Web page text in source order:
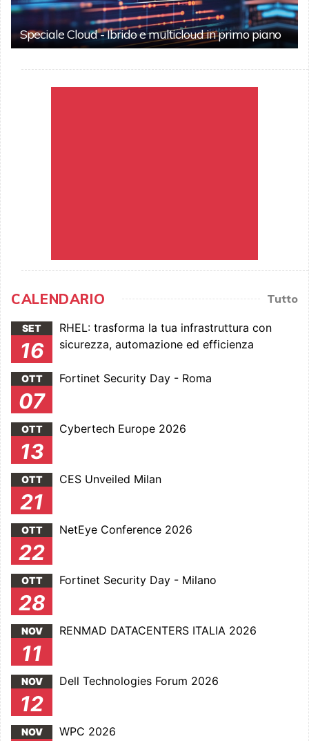
Speciale Cloud - Ibrido e multicloud in primo piano
CALENDARIO Tutto
SET
16
RHEL: trasforma la tua infrastruttura con
sicurezza, automazione ed efficienza
OTT
07
Fortinet Security Day - Roma
OTT
13
Cybertech Europe 2026
OTT
21
CES Unveiled Milan
OTT
22
NetEye Conference 2026
OTT
28
Fortinet Security Day - Milano
NOV
11
RENMAD DATACENTERS ITALIA 2026
NOV
12
Dell Technologies Forum 2026
NOV WPC 2026